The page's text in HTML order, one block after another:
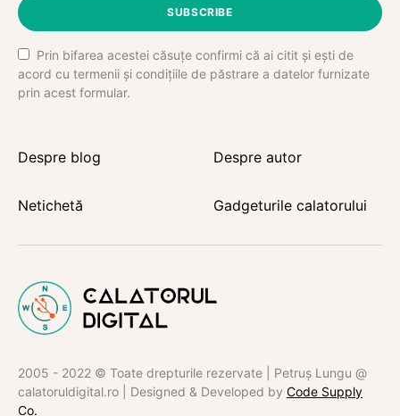
SUBSCRIBE
Prin bifarea acestei căsuțe confirmi că ai citit și ești de
acord cu termenii și condițiile de păstrare a datelor furnizate
prin acest formular.
Despre blog Despre autor
Netichetă Gadgeturile calatorului
2005 - 2022 © Toate drepturile rezervate | Petruș Lungu @
calatoruldigital.ro | Designed & Developed by Code Supply
Co.